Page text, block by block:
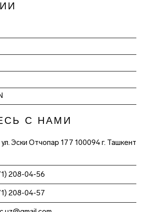
С НАМИ
Эски Отчопар 177 100094 г. Ташкент
208-04-56
208-04-57